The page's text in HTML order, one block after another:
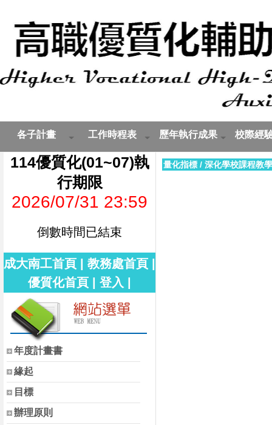
各子計畫 工作時程表 歷年執行成果 校際經
114優質化(01~07)執
行期限
2026/07/31 23:59
倒數時間已結束
成大南工首頁 教務處首頁
優質化首頁
登入
年度計畫書
緣起
目標
辦理原則
量化指標 / 深化學校課程教學